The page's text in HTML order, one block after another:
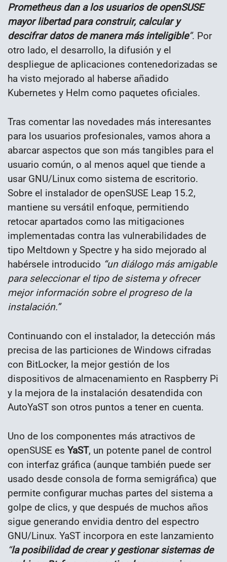
Prometheus dan a los usuarios de openSUSE
mayor libertad para construir, calcular y
descifrar datos de manera más inteligible”. Por
otro lado, el desarrollo, la difusión y el
despliegue de aplicaciones contenedorizadas se
ha visto mejorado al haberse añadido
Kubernetes y Helm como paquetes oficiales.
Tras comentar las novedades más interesantes
para los usuarios profesionales, vamos ahora a
abarcar aspectos que son más tangibles para el
usuario común, o al menos aquel que tiende a
usar GNU/Linux como sistema de escritorio.
Sobre el instalador de openSUSE Leap 15.2,
mantiene su versátil enfoque, permitiendo
retocar apartados como las mitigaciones
implementadas contra las vulnerabilidades de
tipo Meltdown y Spectre y ha sido mejorado al
habérsele introducido “un diálogo más amigable
para seleccionar el tipo de sistema y ofrecer
mejor información sobre el progreso de la
instalación.”
Continuando con el instalador, la detección más
precisa de las particiones de Windows cifradas
con BitLocker, la mejor gestión de los
dispositivos de almacenamiento en Raspberry Pi
y la mejora de la instalación desatendida con
AutoYaST son otros puntos a tener en cuenta.
Uno de los componentes más atractivos de
openSUSE es YaST, un potente panel de control
con interfaz gráfica (aunque también puede ser
usado desde consola de forma semigráfica) que
permite configurar muchas partes del sistema a
golpe de clics, y que después de muchos años
sigue generando envidia dentro del espectro
GNU/Linux. YaST incorpora en este lanzamiento
“la posibilidad de crear y gestionar sistemas de